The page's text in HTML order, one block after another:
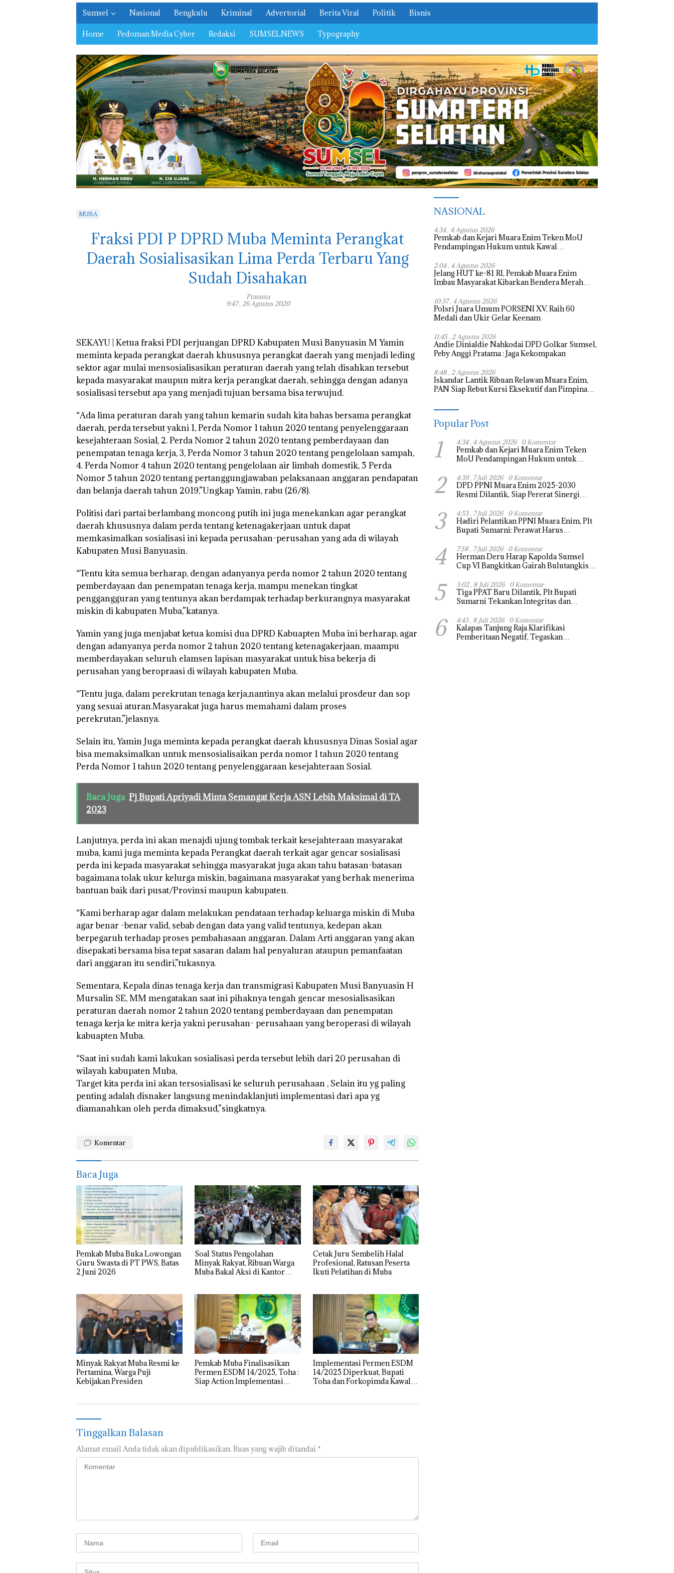
Sumsel Nasional Bengkulu Kriminal Advertorial Berita Viral Politik Bisnis
Home Pedoman Media Cyber Redaksi SUMSELNEWS Typography
MUBA
Fraksi PDI P DPRD Muba Meminta Perangkat
Daerah Sosialisasikan Lima Perda Terbaru Yang
Sudah Disahakan
Pratama
9:47 , 26 Agustus 2020
SEKAYU | Ketua fraksi PDI perjuangan DPRD Kabupaten Musi Banyuasin M Yamin
meminta kepada perangkat daerah khususnya perangkat daerah yang menjadi leding
sektor agar mulai mensosialisasikan peraturan daerah yang telah disahkan tersebut
kepada masyarakat maupun mitra kerja perangkat daerah, sehingga dengan adanya
sosialisasi tersebut apa yang menjadi tujuan bersama bisa terwujud.
“Ada lima peraturan darah yang tahun kemarin sudah kita bahas bersama perangkat
daerah, perda tersebut yakni 1, Perda Nomor 1 tahun 2020 tentang penyelenggaraan
kesejahteraan Sosial, 2. Perda Nomor 2 tahun 2020 tentang pemberdayaan dan
penempatan tenaga kerja, 3, Perda Nomor 3 tahun 2020 tentang pengelolaan sampah,
4. Perda Nomor 4 tahun 2020 tentang pengelolaan air limbah domestik, 5 Perda
Nomor 5 tahun 2020 tentang pertanggungjawaban pelaksanaan anggaran pendapatan
dan belanja daerah tahun 2019,”Ungkap Yamin, rabu (26/8).
Politisi dari partai berlambang moncong putih ini juga menekankan agar perangkat
daerah khususnya dalam perda tentang ketenagakerjaan untuk dapat
memkasimalkan sosialisasi ini kepada perusahan-perusahan yang ada di wilayah
Kabupaten Musi Banyuasin.
“Tentu kita semua berharap, dengan adanyanya perda nomor 2 tahun 2020 tentang
pemberdayaan dan penempatan tenaga kerja, mampu menekan tingkat
penggangguran yang tentunya akan berdampak terhadap berkurangnya masyarakat
miskin di kabupaten Muba,”katanya.
Yamin yang juga menjabat ketua komisi dua DPRD Kabuapten Muba ini berharap, agar
dengan adanyanya perda nomor 2 tahun 2020 tentang ketenagakerjaan, maampu
memberdayakan seluruh elamsen lapisan masyarakat untuk bisa bekerja di
perusahan yang beropraasi di wilayah kabupaten Muba.
“Tentu juga, dalam perekrutan tenaga kerja,nantinya akan melalui prosdeur dan sop
yang sesuai aturan.Masyarakat juga harus memahami dalam proses
perekrutan,”jelasnya.
Selain itu, Yamin Juga meminta kepada perangkat daerah khususnya Dinas Sosial agar
bisa memaksimalkan untuk mensosialisaikan perda nomor 1 tahun 2020 tentang
Perda Nomor 1 tahun 2020 tentang penyelenggaraan kesejahteraan Sosial.
Baca Juga Pj Bupati Apriyadi Minta Semangat Kerja ASN Lebih Maksimal di TA
2023
Lanjutnya, perda ini akan menajdi ujung tombak terkait kesejahteraan masyarakat
muba, kami juga meminta kepada Perangkat daerah terkait agar gencar sosialisasi
perda ini kepada masyarakat sehingga masyarakat juga akan tahu batasan-batasan
bagaimana tolak ukur kelurga miskin, bagaimana masyarakat yang berhak menerima
bantuan baik dari pusat/Provinsi maupun kabupaten.
“Kami berharap agar dalam melakukan pendataan terhadap keluarga miskin di Muba
agar benar -benar valid, sebab dengan data yang valid tentunya, kedepan akan
berpegaruh terhadap proses pembahasaan anggaran. Dalam Arti anggaran yang akan
disepakati bersama bisa tepat sasaran dalam hal penyaluran ataupun pemanfaatan
dari anggaran itu sendiri,”tukasnya.
Sementara, Kepala dinas tenaga kerja dan transmigrasi Kabupaten Musi Banyuasin H
Mursalin SE, MM mengatakan saat ini pihaknya tengah gencar mesosialisasikan
peraturan daerah nomor 2 tahun 2020 tentang pemberdayaan dan penempatan
tenaga kerja ke mitra kerja yakni perusahan- perusahaan yang beroperasi di wilayah
kabuapten Muba.
“Saat ini sudah kami lakukan sosialisasi perda tersebut lebih dari 20 perusahan di
wilayah kabupaten Muba,
Target kita perda ini akan tersosialisasi ke seluruh perusahaan , Selain itu yg paling
penting adalah disnaker langsung menindaklanjuti implementasi dari apa yg
diamanahkan oleh perda dimaksud,”singkatnya.
Komentar
Baca Juga
Pemkab Muba Buka Lowongan
Guru Swasta di PT PWS, Batas
2 Juni 2026
Soal Status Pengolahan
Minyak Rakyat, Ribuan Warga
Muba Bakal Aksi di Kantor
Cetak Juru Sembelih Halal
Profesional, Ratusan Peserta
Ikuti Pelatihan di Muba
Minyak Rakyat Muba Resmi ke
Pertamina, Warga Puji
Kebijakan Presiden
Pemkab Muba Finalisasikan
Permen ESDM 14/2025, Toha :
Siap Action Implementasi
Implementasi Permen ESDM
14/2025 Diperkuat, Bupati
Toha dan Forkopimda Kawal
Tinggalkan Balasan
Alamat email Anda tidak akan dipublikasikan. Ruas yang wajib ditandai *
NASIONAL
4:34 , 4 Agustus 2026
Pemkab dan Kejari Muara Enim Teken MoU
Pendampingan Hukum untuk Kawal
2:04 , 4 Agustus 2026
Jelang HUT ke-81 RI, Pemkab Muara Enim
Imbau Masyarakat Kibarkan Bendera Merah
10:37 , 4 Agustus 2026
Polsri Juara Umum PORSENI XV, Raih 60
Medali dan Ukir Gelar Keenam
11:45 , 2 Agustus 2026
Andie Dinialdie Nahkodai DPD Golkar Sumsel,
Peby Anggi Pratama : Jaga Kekompakan
8:48 , 2 Agustus 2026
Iskandar Lantik Ribuan Relawan Muara Enim,
PAN Siap Rebut Kursi Eksekutif dan Pimpinan
Popular Post
1 4:34 , 4 Agustus 2026 0 Komentar
Pemkab dan Kejari Muara Enim Teken
MoU Pendampingan Hukum untuk
2 4:39 , 7 Juli 2026 0 Komentar
DPD PPNI Muara Enim 2025-2030
Resmi Dilantik, Siap Pererat Sinergi
3 4:53 , 7 Juli 2026 0 Komentar
Hadiri Pelantikan PPNI Muara Enim, Plt
Bupati Sumarni: Perawat Harus
4 7:58 , 7 Juli 2026 0 Komentar
Herman Deru Harap Kapolda Sumsel
Cup VI Bangkitkan Gairah Bulutangkis
Masyarakat
5 3:02 , 8 Juli 2026 0 Komentar
Tiga PPAT Baru Dilantik, Plt Bupati
Sumarni Tekankan Integritas dan
6 4:43 , 8 Juli 2026 0 Komentar
Kalapas Tanjung Raja Klarifikasi
Pemberitaan Negatif, Tegaskan